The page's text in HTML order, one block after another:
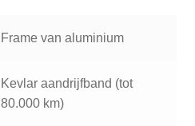
Frame van aluminium
Kevlar aandrijfband (tot
80.000 km)